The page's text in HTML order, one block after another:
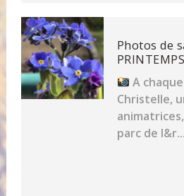
Photos de
PRINTEMPS
A
Christelle,
parc de l&r...